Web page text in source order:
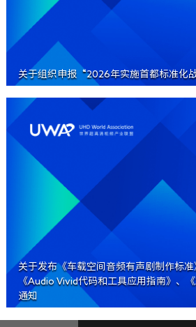
关于组织申报“2026年实施首都标准化
关于发布《车载空间音频有声剧制作标
《Audio Vivid代码和工具应用指南》、
通知